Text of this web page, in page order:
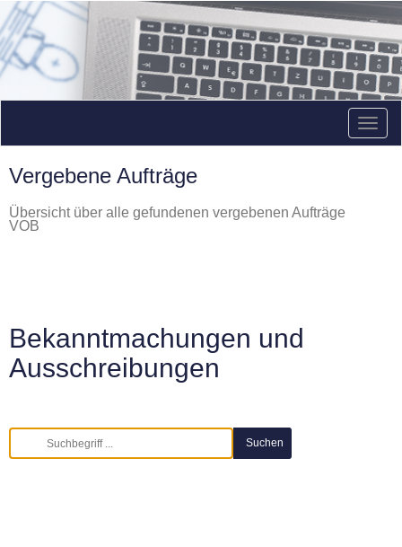
Vergebene Aufträge
Übersicht über alle gefundenen vergebenen Aufträge
VOB
Bekanntmachungen und
Ausschreibungen